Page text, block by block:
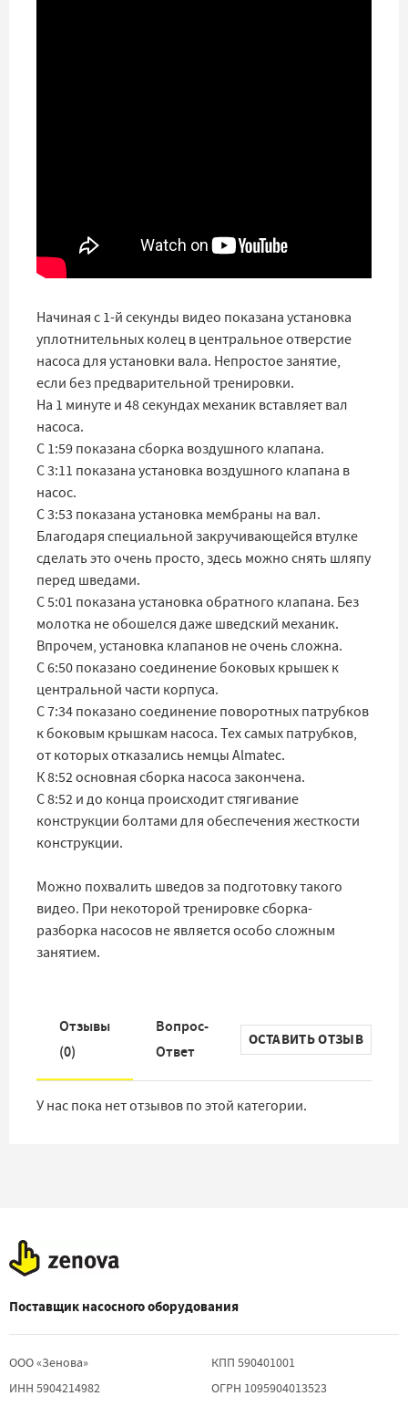
Начиная с 1-й секунды видео показана установка
уплотнительных колец в центральное отверстие
насоса для установки вала. Непростое занятие,
если без предварительной тренировки.
На 1 минуте и 48 секундах механик вставляет вал
насоса.
С 1:59 показана сборка воздушного клапана.
С 3:11 показана установка воздушного клапана в
насос.
С 3:53 показана установка мембраны на вал.
Благодаря специальной закручивающейся втулке
сделать это очень просто, здесь можно снять шляпу
перед шведами.
С 5:01 показана установка обратного клапана. Без
молотка не обошелся даже шведский механик.
Впрочем, установка клапанов не очень сложна.
С 6:50 показано соединение боковых крышек к
центральной части корпуса.
С 7:34 показано соединение поворотных патрубков
к боковым крышкам насоса. Тех самых патрубков,
от которых отказались немцы Almatec.
К 8:52 основная сборка насоса закончена.
С 8:52 и до конца происходит стягивание
конструкции болтами для обеспечения жесткости
конструкции.
Можно похвалить шведов за подготовку такого
видео. При некоторой тренировке сборка-
разборка насосов не является особо сложным
занятием.
Отзывы
(0)
Вопрос-
Ответ
ОСТАВИТЬ ОТЗЫВ
У нас пока нет отзывов по этой категории.
Поставщик насосного оборудования
ООО «Зенова»
ИНН 5904214982
КПП 590401001
ОГРН 1095904013523